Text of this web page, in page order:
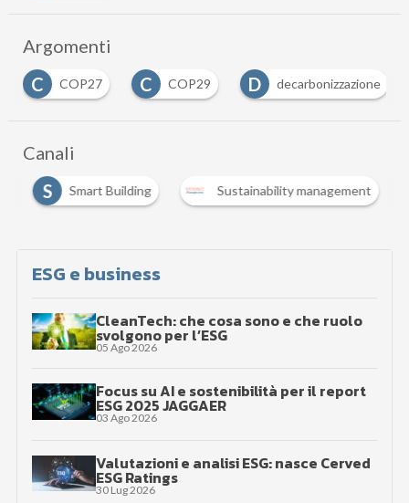
Argomenti
C
COP29 D decarbonizzazione E Efficienza
Canali
S Smart Building Sustainability management
ESG e business
CleanTech: che cosa sono e che ruolo
svolgono per l’ESG
05 Ago 2026
Focus su AI e sostenibilità per il report
ESG 2025 JAGGAER
03 Ago 2026
Valutazioni e analisi ESG: nasce Cerved
ESG Ratings
30 Lug 2026